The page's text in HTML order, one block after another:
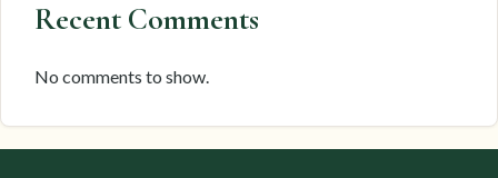
Recent Comments
No comments to show.